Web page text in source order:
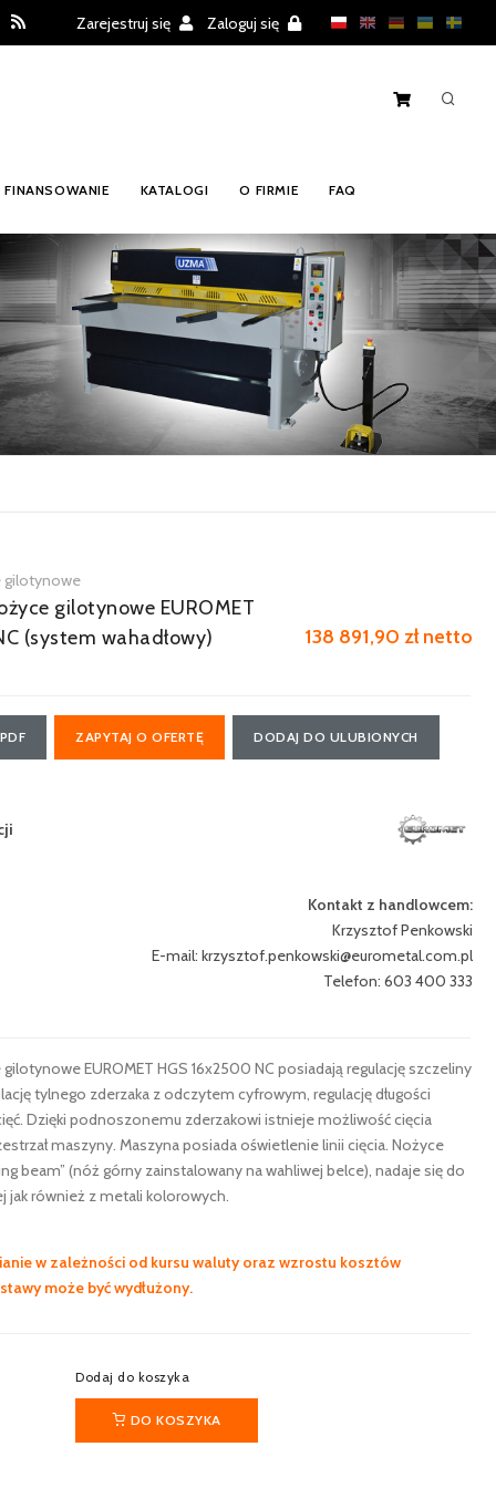
Zarejestruj się Zaloguj się
FINANSOWANIE KATALOGI O FIRMIE FAQ
gilotynowe
gilotynowe EUROMET
(system wahadłowy)
138 891,90 zł netto
ZAPYTAJ O OFERTĘ DODAJ DO ULUBIONYCH
Kontakt z handlowcem:
Krzysztof Penkowski
E-mail: krzysztof.penkowski@eurometal.com.pl
Telefon: 603 400 333
EUROMET HGS 16x2500 NC posiadają regulację szczeliny
tylnego zderzaka z odczytem cyfrowym, regulację długości
Dzięki podnoszonemu zderzakowi istnieje możliwość cięcia
maszyny. Maszyna posiada oświetlenie linii cięcia. Nożyce
beam” (nóż górny zainstalowany na wahliwej belce), nadaje się do
jak również z metali kolorowych.
w zależności od kursu waluty oraz wzrostu kosztów
może być wydłużony.
Dodaj do koszyka
DO KOSZYKA